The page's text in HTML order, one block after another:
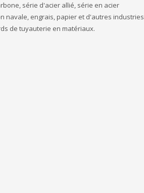
série d'acier allié, série en acier
navale, engrais, papier et d'autres industries
de tuyauterie en matériaux.